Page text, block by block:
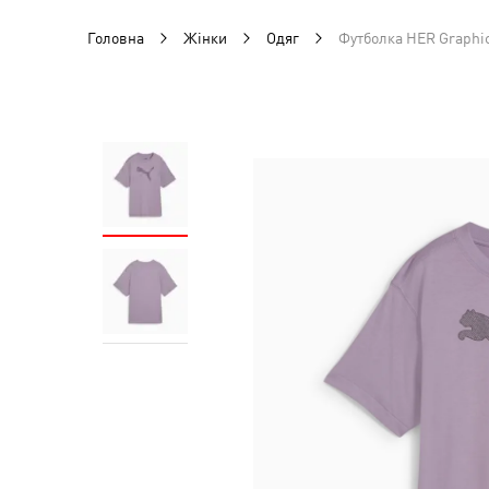
Головна Жінки Одяг Футболка HER